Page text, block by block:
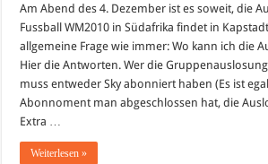
2010
–
und
Am Abend des 4. Dezember ist es soweit, die
Fussball WM2010 in Südafrika findet in
allgemeine Frage wie immer: Wo kann ich die
Hier die Antworten. Wer die
muss entweder Sky abonniert haben (Es ist
Abonnoment man abgeschlossen hat, die
Extra …
Weiterlesen »